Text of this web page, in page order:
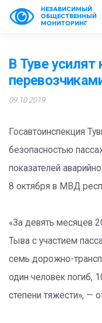
НЕЗАВИСИМЫЙ
ОБЩЕСТВЕННЫЙ
МОНИТОРИНГ
В Туве усилят
09.10.2019
Госавтоинспекция
безопасностью
показателей
8 октября в МВД
«За девять месяцев
Тыва с участием
семь дорожно-
один человек погиб,
степени тяжести», —